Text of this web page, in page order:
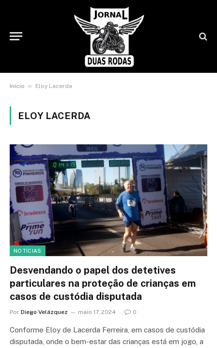
Início » Eloy Lacerda
ELOY LACERDA
NOTÍCIAS
Desvendando o papel dos detetives
particulares na proteção de crianças em
casos de custódia disputada
Por Diego Velázquez maio 17, 2024 0
Conforme Eloy de Lacerda Ferreira, em casos de custódia
disputada, onde o bem-estar das crianças está em jogo, a